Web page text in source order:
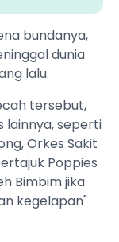
bundanya,
dunia
lalu.
tersebut,
lainnya, seperti
Orkes Sakit
Poppies
Bimbim jika
kegelapan"